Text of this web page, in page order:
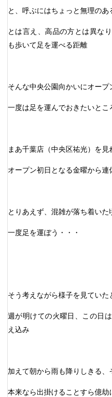
と、呼ぶにはちょっと無理のあ
とは言え、高品の方とは異な
も歩いて足を運べる距離
そんな中央公園向かいにオープ
一度は足を運んでおきたいとこ
まあ千葉店（中央区祐光）を
オープン初日となる金曜から
とりあえず、混雑が落ち着いた
一度足を運ぼう・・・
そう考えながら様子を見ていた
週が明けての火曜日、この日
え込み
加えて朝から雨も降りしきる、
本来なら出掛けることすら億